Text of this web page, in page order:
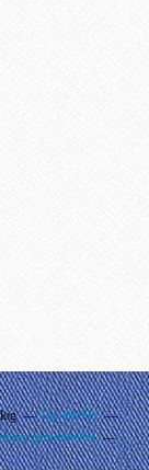
Top articles
personnelles